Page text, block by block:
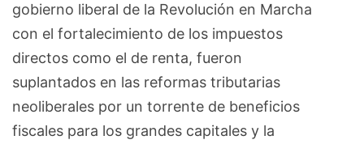
gobierno liberal de la Revolución en Marcha
con el fortalecimiento de los impuestos
directos como el de renta, fueron
suplantados en las reformas tributarias
neoliberales por un torrente de beneficios
fiscales para los grandes capitales y la